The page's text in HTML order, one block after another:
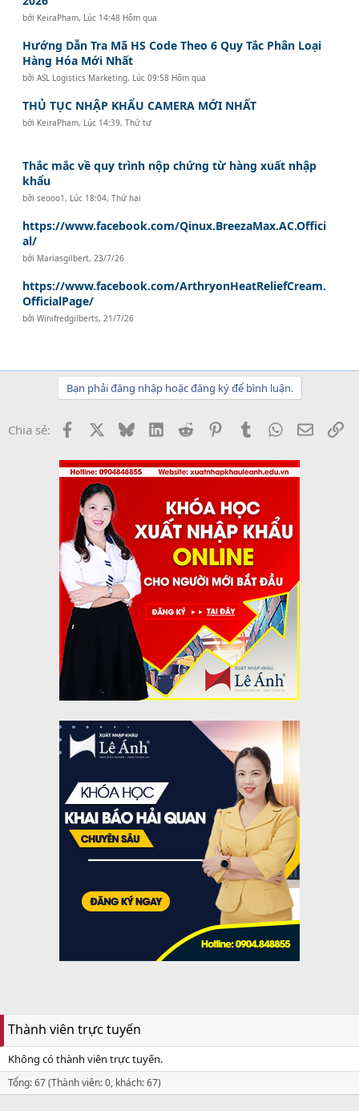
bởi KeiraPham, Lúc 14:48 Hôm qua
Hướng Dẫn Tra Mã HS Code Theo 6 Quy Tắc Phân Loại
Hàng Hóa Mới Nhất
bởiASL Logistics Marketing, Lúc 09:58 Hôm qua
THỦ TỤC NHẬP KHẨU CAMERA MỚI NHẤT
bởi KeiraPham, Lúc 14:39, Thứ tư
Thắc mắc về quy trình nộp chứng từ hàng xuất nhập
khẩu
bởiseooo1 , Lúc 18:04, Thứ hai
https://www.facebook.com/Qinux.BreezaMax.AC.Offici
al/
bởi Mariasgilbert, 23/7/26
https://www.facebook.com/ArthryonHeatReliefCream.
OfficialPage/
bởiWinifredgilberts, 21/7/26
Bạn phải đăng nhập hoặc đăng ký để bình luận.
Chia sẻ: Facebook BlueskyLinkedInReddit PinterestTumblrWhatsApp
Email
Thành viên trực tuyến
Không có thành viên trực tuyến.
Tổng: 67 (Thành viên: 0, khách: 67)